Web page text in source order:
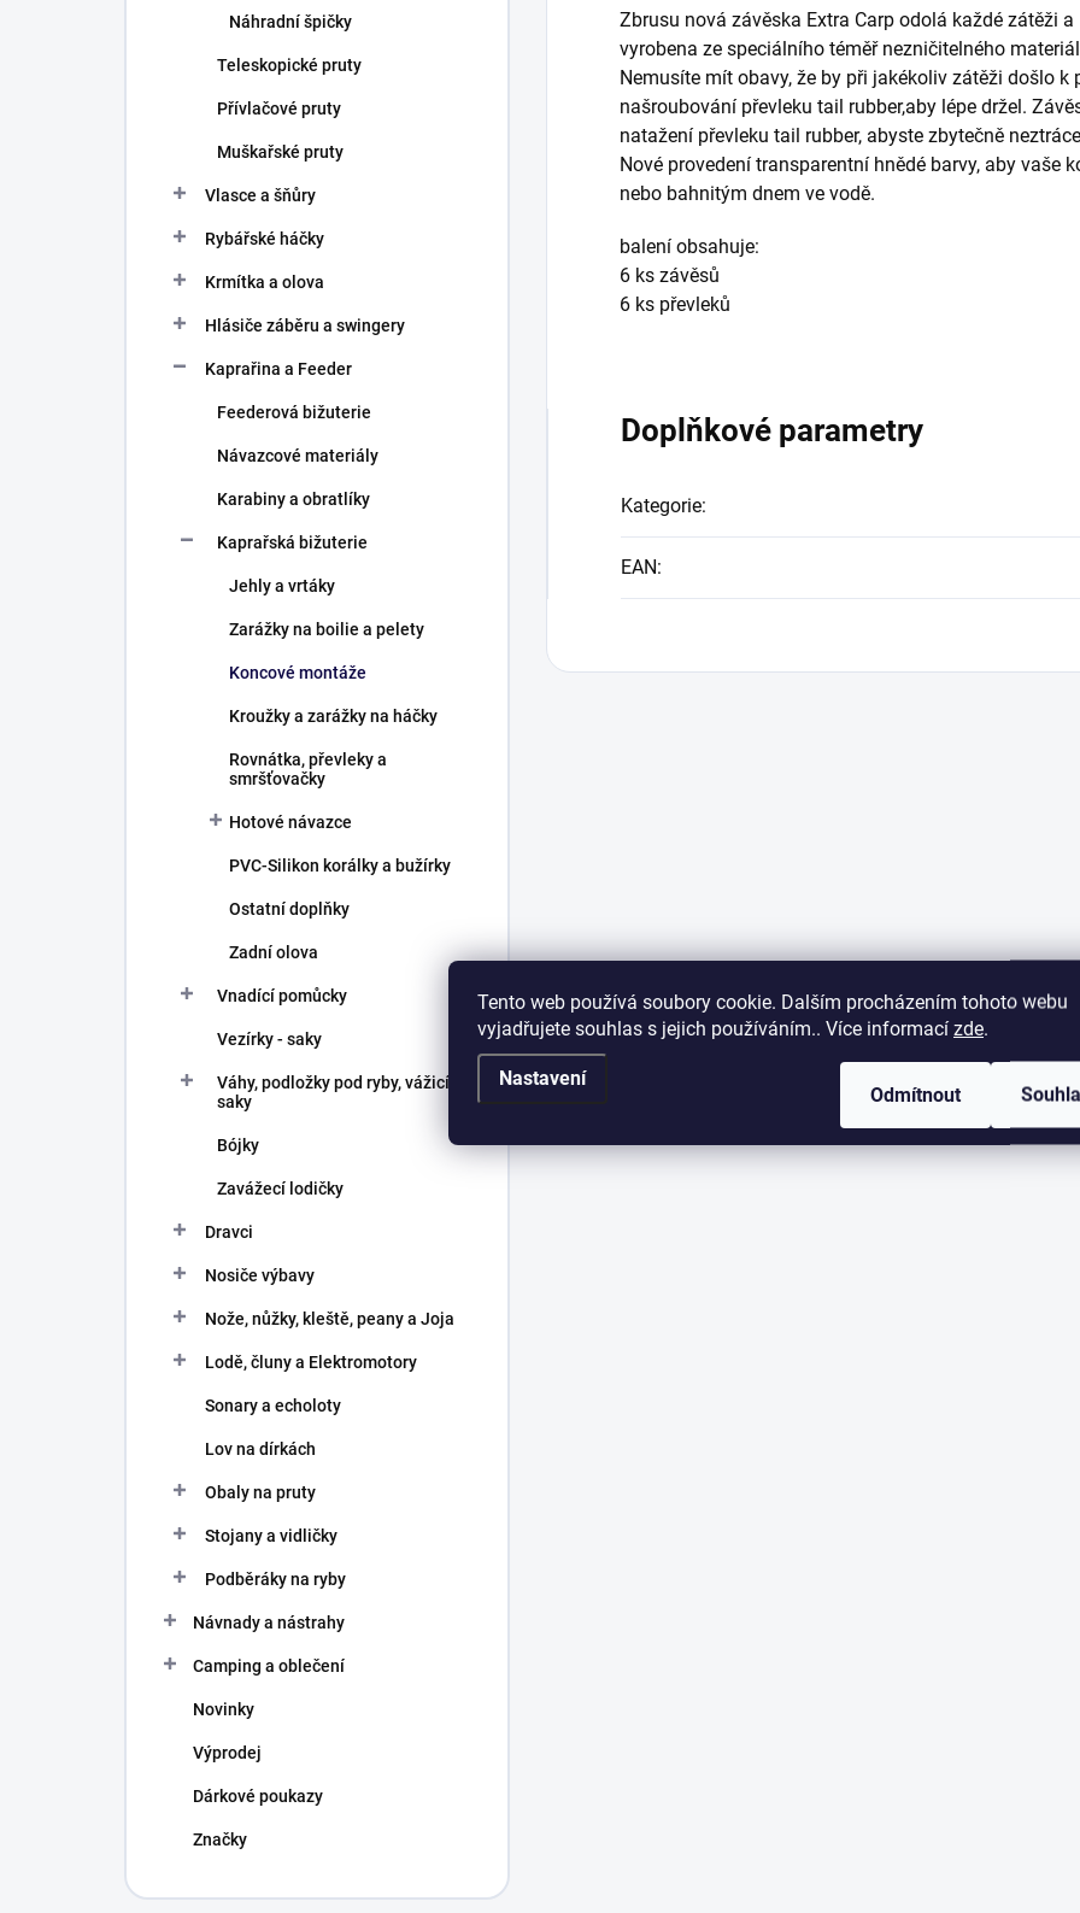
Tento web používá soubory cookie. Dalším procházením tohoto webu
vyjadřujete souhlas s jejich používáním.. Více informací zde.
Nastavení
Odmítnout
Náhradní špičky
Teleskopické pruty
Přívlačové pruty
Muškařské pruty
Vlasce a šňůry
Rybářské háčky
Krmítka a olova
Hlásiče záběru a swingery
Kaprařina a Feeder
Feederová bižuterie
Návazcové materiály
Karabiny a obratlíky
Kaprařská bižuterie
Jehly a vrtáky
Zarážky na boilie a pelety
Koncové montáže
Kroužky a zarážky na háčky
Rovnátka, převleky a
smršťovačky
Hotové návazce
PVC-Silikon korálky a bužírky
Ostatní doplňky
Zadní olova
Vnadící pomůcky
Vezírky - saky
Váhy, podložky pod ryby, vážicí
saky
Bójky
Zavážecí lodičky
Dravci
Nosiče výbavy
Nože, nůžky, kleště, peany a Joja
Lodě, čluny a Elektromotory
Sonary a echoloty
Lov na dírkách
Obaly na pruty
Stojany a vidličky
Podběráky na ryby
Návnady a nástrahy
Camping a oblečení
Novinky
Výprodej
Dárkové poukazy
Značky
Zbrusu nová závěska Extra Carp odolá každé zátěži
vyrobena ze speciálního téměř nezničitelného
Nemusíte mít obavy, že by při jakékoliv zátěži došlo
našroubování převleku tail rubber,aby lépe držel.
natažení převleku tail rubber, abyste zbytečně
Nové provedení transparentní hnědé barvy, aby vaše
nebo bahnitým dnem ve vodě.
balení obsahuje:
6 ks závěsů
6 ks převleků
Doplňkové parametry
Kategorie:
EAN: